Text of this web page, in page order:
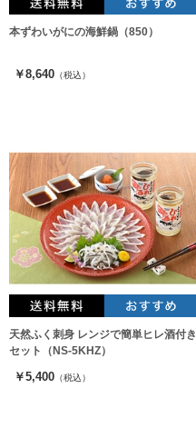
本ずわいがにの海鮮鍋（850）
￥8,640 （税込）
天然ふく刺身 レンジで簡単ヒレ酒付き
セット（NS-5KHZ）
￥5,400 （税込）